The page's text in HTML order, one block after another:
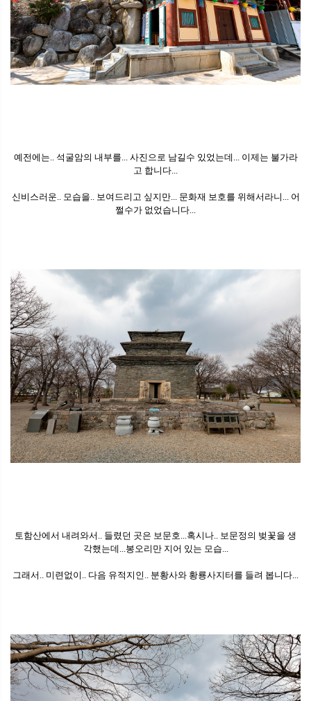
예전에는.. 석굴암의 내부를... 사진으로 남길수 있었는데... 이제는 불가라
고 합니다...
신비스러운.. 모습을.. 보여드리고 싶지만... 문화재 보호를 위해서라니... 어
쩔수가 없었습니다...
토함산에서 내려와서.. 들렸던 곳은 보문호...혹시나.. 보문정의 벚꽃을 생
각했는데...봉오리만 지어 있는 모습...
그래서.. 미련없이.. 다음 유적지인.. 분황사와 황룡사지터를 들려 봅니다...